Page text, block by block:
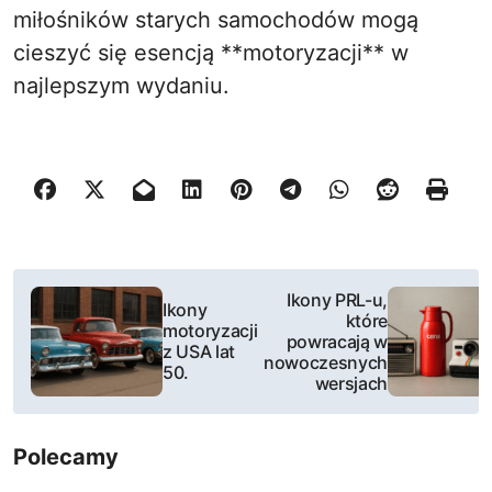
miłośników starych samochodów mogą
cieszyć się esencją **motoryzacji** w
najlepszym wydaniu.
N
w
i
g
Ikony
motoryzacji
z USA lat
50.
Ikony PRL-u,
które
powracają w
nowoczesnych
wersjach
Polecamy